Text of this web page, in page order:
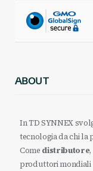
ABOUT
In TD SYNNEX
tecnologia da chi la
Come distributore
produttori mondiali